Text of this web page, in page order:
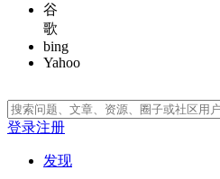
谷
歌
bing
Yahoo
登录注册
发现